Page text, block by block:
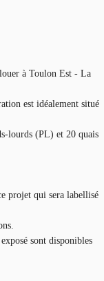
à Toulon Est - La
est idéalement situé
lourds (PL) et 20 quais
projet qui sera labellisé
sont disponibles